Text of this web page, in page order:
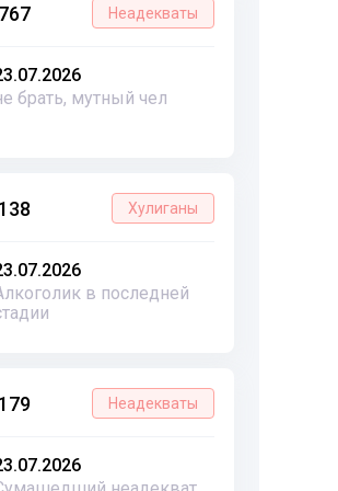
Неадекваты
брать, мутный чел
Хулиганы
в последней
Неадекваты